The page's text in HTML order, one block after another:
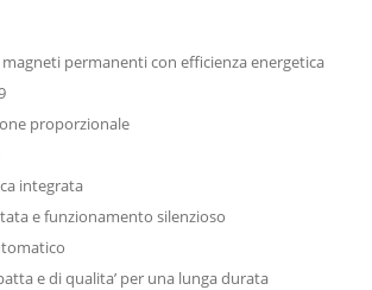
magneti permanenti con efficienza energetica
proporzionale
integrata
e funzionamento silenzioso
e di qualita’ per una lunga durata